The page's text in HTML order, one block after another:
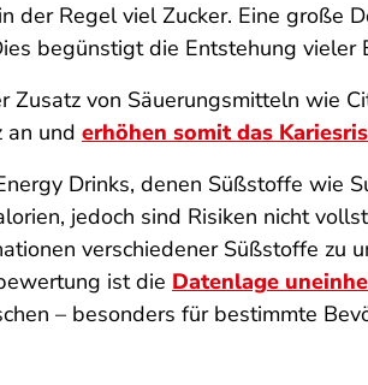
der Regel viel Zucker. Eine große
begünstigt die Entstehung
Zusatz von Säuerungsmitteln wie
an und erhöhen somit das
Drinks, denen Süßstoffe wie
jedoch sind Risiken nicht
verschiedener Süßstoffe
ist die Datenlage
– besonders für bestimmte